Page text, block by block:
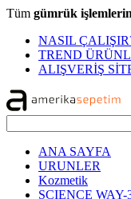
Tüm gümrük
NASIL
TREND
ALIŞVERİŞ
ANA SAYFA
URUNLER
Kozmetik
SCIENCE